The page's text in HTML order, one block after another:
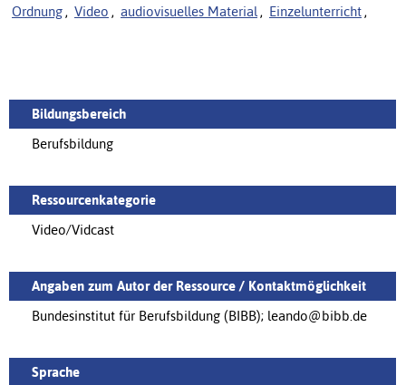
Ordnung , Video , audiovisuelles Material , Einzelunterricht ,
Bildungsbereich
Berufsbildung
Ressourcenkategorie
Video/Vidcast
Angaben zum Autor der Ressource / Kontaktmöglichkeit
Bundesinstitut für Berufsbildung (BIBB); leando@bibb.de
Sprache